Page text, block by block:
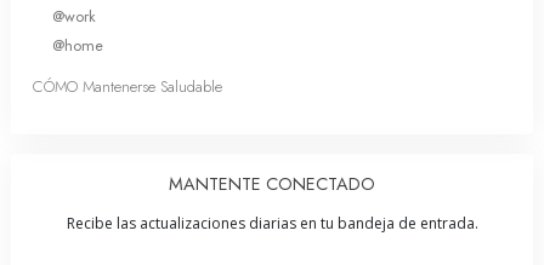
@work
@home
CÓMO Mantenerse Saludable
MANTENTE CONECTADO
Recibe las actualizaciones diarias en tu bandeja de entrada.